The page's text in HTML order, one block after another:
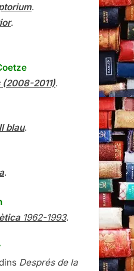
.
.
2011).
blau.
.
1962-1993.
Després de la